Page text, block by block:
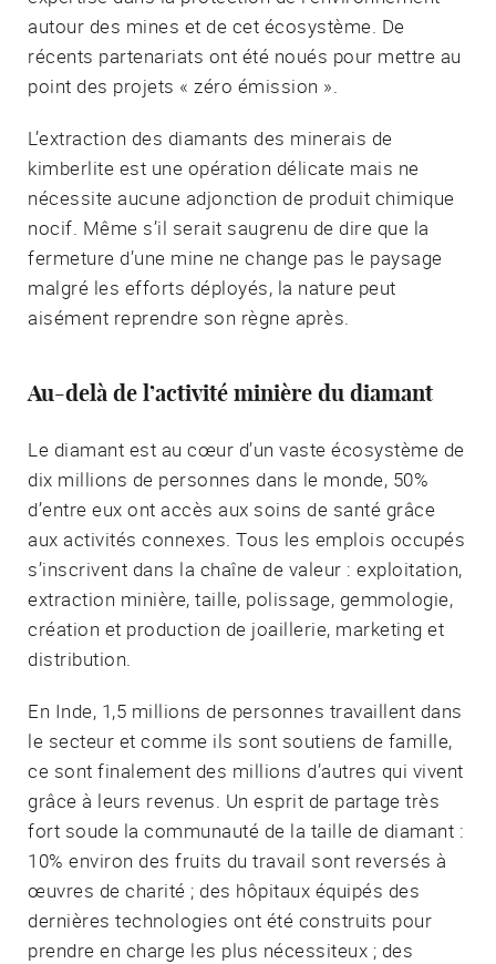
autour des mines et de cet écosystème. De
récents partenariats ont été noués pour mettre au
point des projets « zéro émission ».
L’extraction des diamants des minerais de
kimberlite est une opération délicate mais ne
nécessite aucune adjonction de produit chimique
nocif. Même s’il serait saugrenu de dire que la
fermeture d’une mine ne change pas le paysage
malgré les efforts déployés, la nature peut
aisément reprendre son règne après.
Au-delà de l’activité minière du diamant
Le diamant est au cœur d’un vaste écosystème de
dix millions de personnes dans le monde, 50%
d’entre eux ont accès aux soins de santé grâce
aux activités connexes. Tous les emplois occupés
s’inscrivent dans la chaîne de valeur : exploitation,
extraction minière, taille, polissage, gemmologie,
création et production de joaillerie, marketing et
distribution.
En Inde, 1,5 millions de personnes travaillent dans
le secteur et comme ils sont soutiens de famille,
ce sont finalement des millions d’autres qui vivent
grâce à leurs revenus. Un esprit de partage très
fort soude la communauté de la taille de diamant :
10% environ des fruits du travail sont reversés à
œuvres de charité ; des hôpitaux équipés des
dernières technologies ont été construits pour
prendre en charge les plus nécessiteux ; des